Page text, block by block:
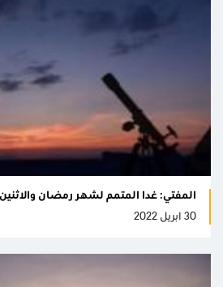
المفتي: غدا المتمم لشهر رمضان والاثنين
30 ابريل 2022